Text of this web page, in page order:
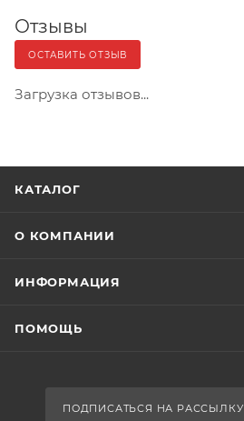
Отзывы
ОСТАВИТЬ ОТЗЫВ
Загрузка отзывов...
КАТАЛОГ
О КОМПАНИИ
ИНФОРМАЦИЯ
ПОМОЩЬ
ПОДПИСАТЬСЯ НА РАССЫЛКУ